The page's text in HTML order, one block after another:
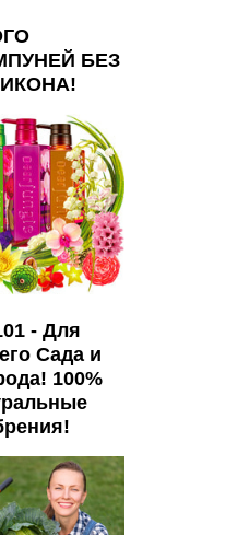
БЕЗ
- Для
Сада и
100%